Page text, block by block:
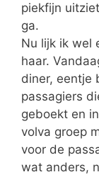
piekfijn
ga.
Nu lijk ik wel
haar.
diner, eentje
passagiers
geboekt en
volva groep
voor de
wat anders,